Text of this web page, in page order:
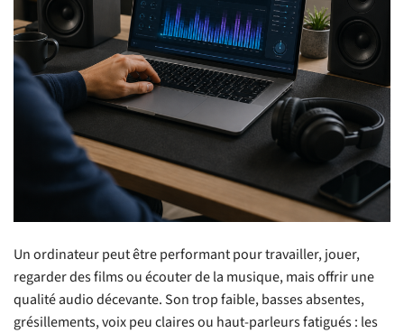
Un ordinateur peut être performant pour travailler, jouer,
regarder des films ou écouter de la musique, mais offrir une
qualité audio décevante. Son trop faible, basses absentes,
grésillements, voix peu claires ou haut-parleurs fatigués : les